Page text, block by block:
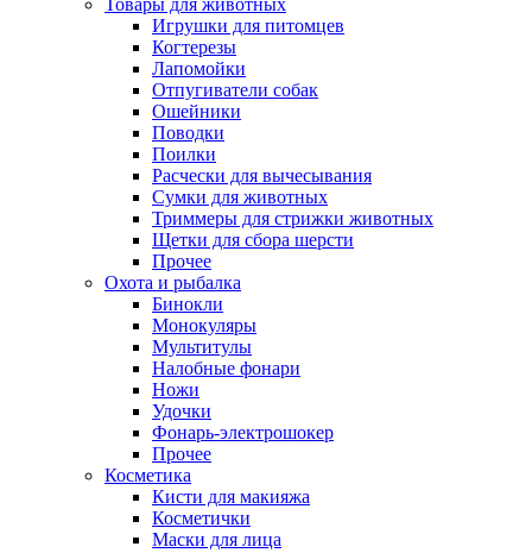
Товары для животных
Игрушки для питомцев
Когтерезы
Лапомойки
Отпугиватели собак
Ошейники
Поводки
Поилки
Расчески для вычесывания
Сумки для животных
Триммеры для стрижки животных
Щетки для сбора шерсти
Прочее
Охота и рыбалка
Бинокли
Монокуляры
Мультитулы
Налобные фонари
Ножи
Удочки
Фонарь-электрошокер
Прочее
Косметика
Кисти для макияжа
Косметички
Маски для лица